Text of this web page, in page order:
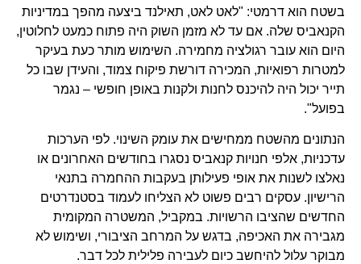
בשטח הוא דרמטי: "לאט לאט, תאילנד ביצעה מהפך במדיניות
הקנאביס שלה. אם עד לא מזמן השוק היה פתוח כמעט לחלוטין,
היום הוא עובר רגולציה מחמירה. השימוש מותר כעת בעיקר
למטרות רפואיות, המכירה דורשת פיקוח צמוד, והעידן שבו כל
תייר יכול היה להיכנס לחנות ולקנות באופן חופשי – נגמר
בפועל".
הנתונים מהשטח ממחישים את עומק השינוי. לפי הערכות
עדכניות, אלפי חנויות קנאביס נסגרו בחודשים האחרונים או
נאלצו לשנות את אופי פעילותן בעקבות ההחמרה בתנאי
הרישיון. עסקים רבים פשוט לא הצליחו לעמוד בסטנדרטים
החדשים שהציבו הרשויות. במקביל, המשטרה המקומית
מגבירה את האכיפה, בדגש על המרחב הציבורי, ושימוש לא
מבוקר עלול להיחשב כיום לעבירה פלילית לכל דבר.